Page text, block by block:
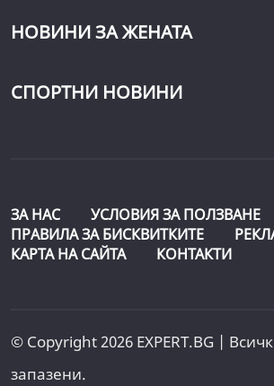
НОВИНИ ЗА ЖЕНАТА
СПОРТНИ НОВИНИ
ЗА НАС
УСЛОВИЯ ЗА ПОЛЗВАНЕ
ПРАВИЛА ЗА БИСКВИТКИТЕ
КАРТА НА САЙТА
КОНТАКТИ
© Copyright 2026 EXPERT.BG |
запазени.